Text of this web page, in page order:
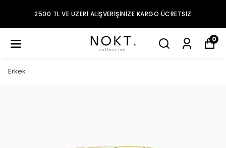
2500 TL VE ÜZERI ALIŞVERIŞINIZE KARGO ÜCRETSIZ
0
Erkek